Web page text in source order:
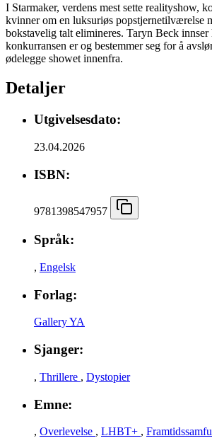
I Starmaker, verdens mest sette realityshow,
kvinner om en luksuriøs popstjernetilværelse
bokstavelig talt elimineres. Taryn Beck innser
konkurransen er og bestemmer seg for å
ødelegge showet innenfra.
Detaljer
Utgivelsesdato:
23.04.2026
ISBN:
9781398547957
Språk:
, Engelsk
Forlag:
Gallery YA
Sjanger:
, Thrillere , Dystopier
Emne:
, Overlevelse , LHBT+ ,